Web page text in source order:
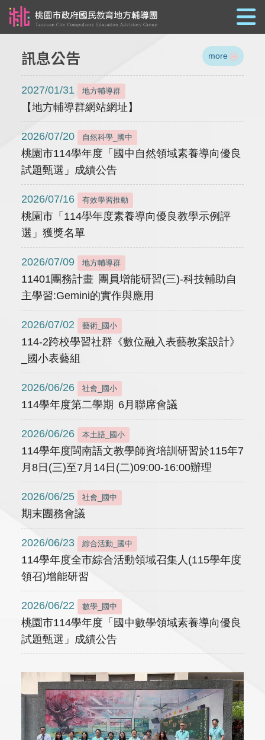
訊息公告 more
2027/01/31 地方輔導群
【地方輔導群網站網址】
2026/07/20 自然科學_國中
桃園市114學年度「國中自然領域素養導向優良
試題甄選」成績公告
2026/07/16 有效學習推動
桃園市「114學年度素養導向優良教學示例評
選」獲獎名單
2026/07/09 地方輔導群
11401團務計畫 團員增能研習(三)-科技輔助自
主學習:Gemini的實作與應用
2026/07/02 藝術_國小
114-2跨校學習社群《數位融入表藝教案設計》
_國小表藝組
2026/06/26 社會_國小
114學年度第二學期 6月聯席會議
2026/06/26 本土語_國小
114學年度閩南語文教學師資培訓研習於115年7
月8日(三)至7月14日(二)09:00-16:00辦理
2026/06/25 社會_國中
期末團務會議
2026/06/23 綜合活動_國中
114學年度全市綜合活動領域召集人(115學年度
領召)增能研習
2026/06/22 數學_國中
桃園市114學年度「國中數學領域素養導向優良
試題甄選」成績公告